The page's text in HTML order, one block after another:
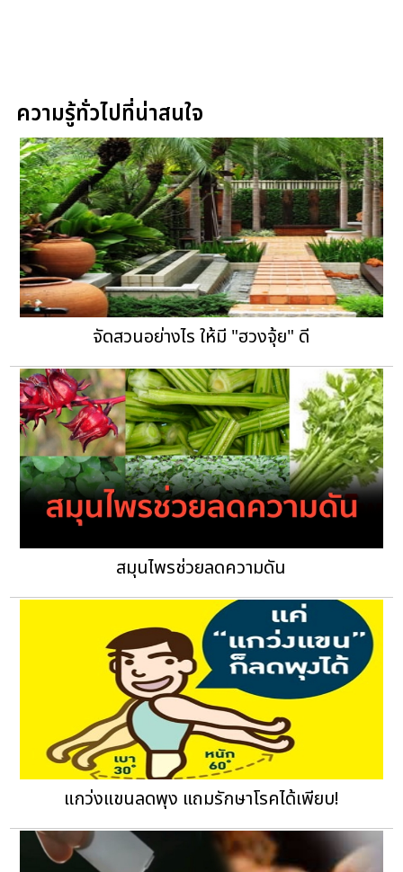
ความรู้ทั่วไปที่น่าสนใจ
จัดสวนอย่างไร ให้มี "ฮวงจุ้ย" ดี
สมุนไพรช่วยลดความดัน
แกว่งแขนลดพุง แถมรักษาโรคได้เพียบ!